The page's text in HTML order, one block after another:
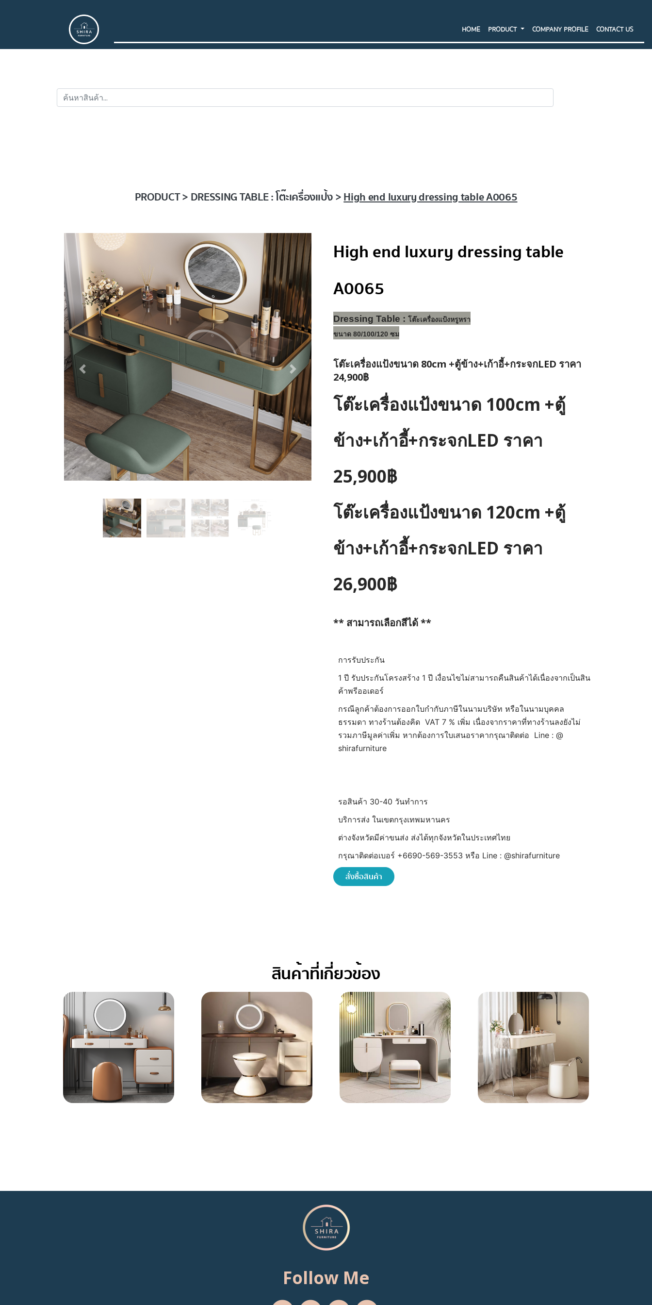
HOME PRODUCT COMPANY PROFILE CONTACT US
PRODUCT > DRESSING TABLE : โต๊ะเครื่องแป้ง >High end luxury dressing table A0065
High end luxury dressing table
A0065
Dressing Table : โต๊ะเครื่องแป้งหรูหรา
ขนาด 80/100/120 ซม
โต๊ะเครื่องแป้งขนาด 80cm +ตู้ข้าง+เก้าอี้+กระจกLED ราคา
24,900฿
โต๊ะเครื่องแป้งขนาด 100cm +ตู้
ข้าง+เก้าอี้+กระจกLED ราคา
25,900฿
โต๊ะเครื่องแป้งขนาด 120cm +ตู้
ข้าง+เก้าอี้+กระจกLED ราคา
26,900฿
** สามารถเลือกสีได้ **
การรับประกัน
1 ปี รับประกันโครงสร้าง 1 ปี เงื่อนไขไม่สามารถคืนสินค้าได้เนื่องจากเป็นสิน
ค้าพรีออเดอร์
กรณีลูกค้าต้องการออกใบกำกับภาษีในนามบริษัท หรือในนามบุคคล
ธรรมดา ทางร้านต้องคิด VAT 7 % เพิ่ม เนื่องจากราคาที่ทางร้านลงยังไม่
รวมภาษีมูลค่าเพิ่ม หากต้องการใบเสนอราคากรุณาติดต่อ Line : @
shirafurniture
รอสินค้า 30-40 วันทำการ
บริการส่ง ในเขตกรุงเทพมหานคร
ต่างจังหวัดมีค่าขนส่ง ส่งได้ทุกจังหวัดในประเทศไทย
กรุณาติดต่อเบอร์ +6690-569-3553 หรือ Line : @shirafurniture
สั่งซื้อสินค้า
สินค้าที่เกี่ยวข้อง
Follow Me